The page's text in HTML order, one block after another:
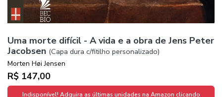
Uma morte difícil - A vida e a obra de Jens Peter
Jacobsen (Capa dura c/fitilho personalizado)
Morten Høi Jensen
R$ 147,00
Indisponível! Adquira as últimas unidades na Amazon clicando